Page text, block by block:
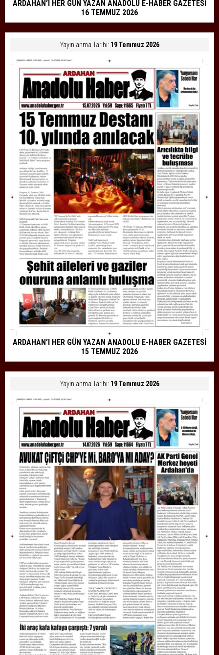
ARDAHAN’I HER GÜN YAZAN ANADOLU E-HABER GAZETESİ
16 TEMMUZ 2026
Yayınlanma Tarihi: 19 Temmuz 2026
ARDAHAN’I HER GÜN YAZAN ANADOLU E-HABER GAZETESİ
15 TEMMUZ 2026
Yayınlanma Tarihi: 19 Temmuz 2026